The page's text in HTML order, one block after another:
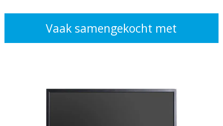
Vaak samengekocht met